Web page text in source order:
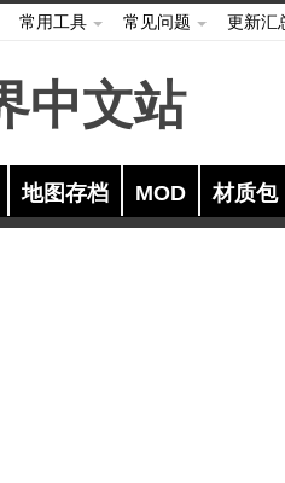
常用工具 常见问题 更新汇
地图存档 MOD 材质包